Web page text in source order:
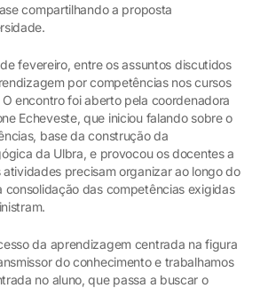
compartilhando a proposta
de fevereiro, entre os assuntos discutidos
por competências nos cursos
O encontro foi aberto pela coordenadora
Echeveste, que iniciou falando sobre o
base da construção da
da Ulbra, e provocou os docentes a
precisam organizar ao longo do
consolidação das competências exigidas
da aprendizagem centrada na figura
do conhecimento e trabalhamos
no aluno, que passa a buscar o